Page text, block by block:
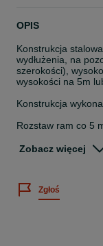
OPIS
Konstrukcja
wydłużenia, na
szerokości),
wysokości na 5m
Konstrukcja
Rozstaw ram co 5
Strefa obciążenia
- słupy boczne
Zobacz więcej
Zgłoś